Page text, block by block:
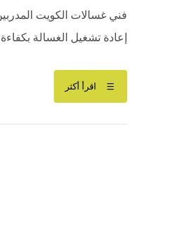
فني غسالات الكويت
إعادة تشغيل الغسالة
اقرأ أكثر